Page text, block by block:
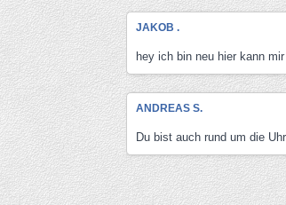
JAKOB .
hey ich bin neu hier kann
ANDREAS S.
Du bist auch rund um die